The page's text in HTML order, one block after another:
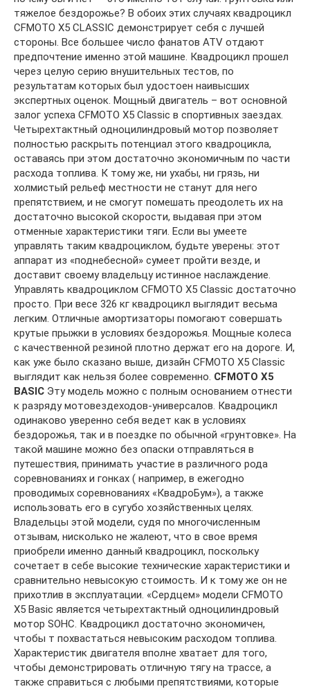
тяжелое бездорожье? В обоих этих случаях квадроцикл
CFMOTO X5 CLASSIC демонстрирует себя с лучшей
стороны. Все большее число фанатов ATV отдают
предпочтение именно этой машине. Квадроцикл прошел
через целую серию внушительных тестов, по
результатам которых был удостоен наивысших
экспертных оценок. Мощный двигатель – вот основной
залог успеха CFMOTO X5 Classic в спортивных заездах.
Четырехтактный одноцилиндровый мотор позволяет
полностью раскрыть потенциал этого квадроцикла,
оставаясь при этом достаточно экономичным по части
расхода топлива. К тому же, ни ухабы, ни грязь, ни
холмистый рельеф местности не станут для него
препятствием, и не смогут помешать преодолеть их на
достаточно высокой скорости, выдавая при этом
отменные характеристики тяги. Если вы умеете
управлять таким квадроциклом, будьте уверены: этот
аппарат из «поднебесной» сумеет пройти везде, и
доставит своему владельцу истинное наслаждение.
Управлять квадроциклом CFMOTO X5 Classic достаточно
просто. При весе 326 кг квадроцикл выглядит весьма
легким. Отличные амортизаторы помогают совершать
крутые прыжки в условиях бездорожья. Мощные колеса
с качественной резиной плотно держат его на дороге. И,
как уже было сказано выше, дизайн CFMOTO X5 Classic
выглядит как нельзя более современно. CFMOTO X5
BASIC Эту модель можно с полным основанием отнести
к разряду мотовездеходов-универсалов. Квадроцикл
одинаково уверенно себя ведет как в условиях
бездорожья, так и в поездке по обычной «грунтовке». На
такой машине можно без опаски отправляться в
путешествия, принимать участие в различного рода
соревнованиях и гонках ( например, в ежегодно
проводимых соревнованиях «КвадроБум»), а также
использовать его в сугубо хозяйственных целях.
Владельцы этой модели, судя по многочисленным
отзывам, нисколько не жалеют, что в свое время
приобрели именно данный квадроцикл, поскольку
сочетает в себе высокие технические характеристики и
сравнительно невысокую стоимость. И к тому же он не
прихотлив в эксплуатации. «Сердцем» модели CFMOTO
X5 Basic является четырехтактный одноцилиндровый
мотор SOHC. Квадроцикл достаточно экономичен,
чтобы т похвастаться невысоким расходом топлива.
Характеристик двигателя вполне хватает для того,
чтобы демонстрировать отличную тягу на трассе, а
также справиться с любыми препятствиями, которые